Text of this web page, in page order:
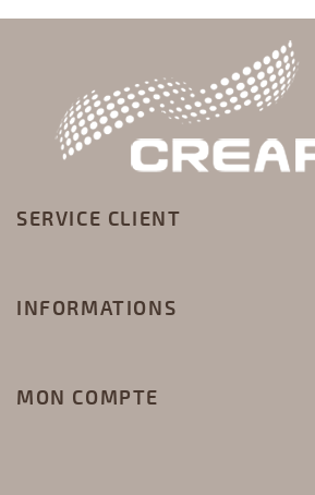
SERVICE CLIENT
INFORMATIONS
MON COMPTE